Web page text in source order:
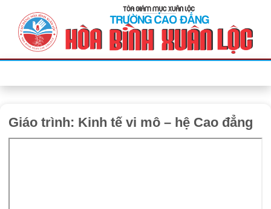
Giáo trình: Kinh tế vi mô – hệ Cao đẳng